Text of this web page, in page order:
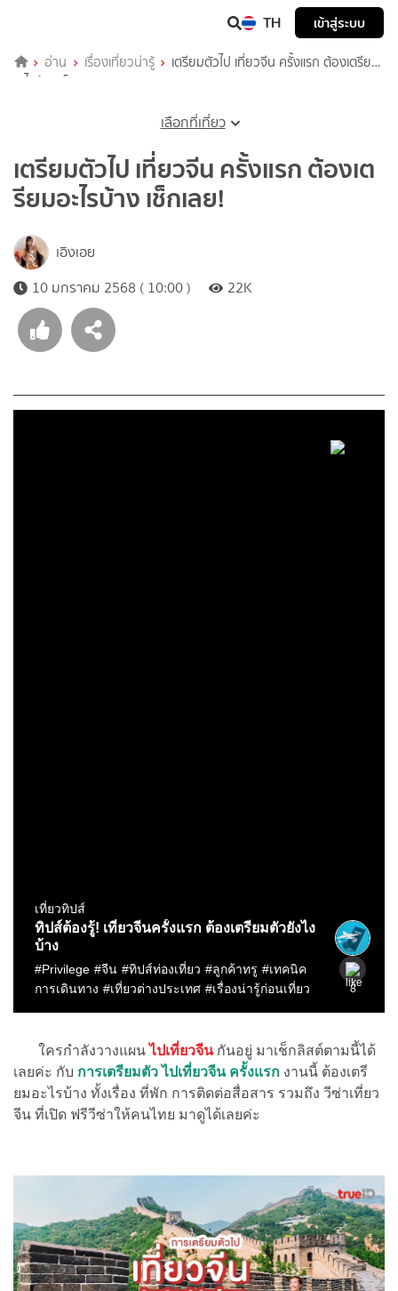
TH เข้าสู่ระบบ
อ่าน เรื่องเที่ยวน่ารู้
เตรียมตัวไป เที่ยวจีน ครั้งแรก ต้องเตรียม
อะไรบ้าง เช็กเลย!
เลือกที่เที่ยว
เตรียมตัวไป เที่ยวจีน ครั้งแรก ต้องเต
รียมอะไรบ้าง เช็กเลย!
เอิงเอย
10 มกราคม 2568 ( 10:00 )
22K
ใครกำลังวางแผนไปเที่ยวจีนกันอยู่ มาเช็กลิสต์ตามนี้ได้
เลยค่ะ กับ การเตรียมตัว ไปเที่ยวจีน ครั้งแรก งานนี้ ต้องเตรี
ยมอะไรบ้าง ทั้งเรื่อง ที่พัก การติดต่อสื่อสาร รวมถึง วีซ่าเที่ยว
จีน ที่เปิด ฟรีวีซ่าให้คนไทย มาดูได้เลยค่ะ